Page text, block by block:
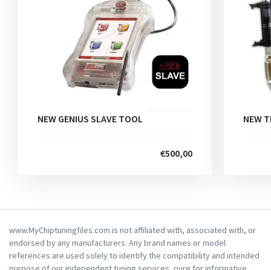
NEW GENIUS SLAVE TOOL
€500,00
NEW
www.MyChiptuningfiles.com is not affiliated with, associated with, or
endorsed by any manufacturers. Any brand names or model
references are used solely to identify the compatibility and intended